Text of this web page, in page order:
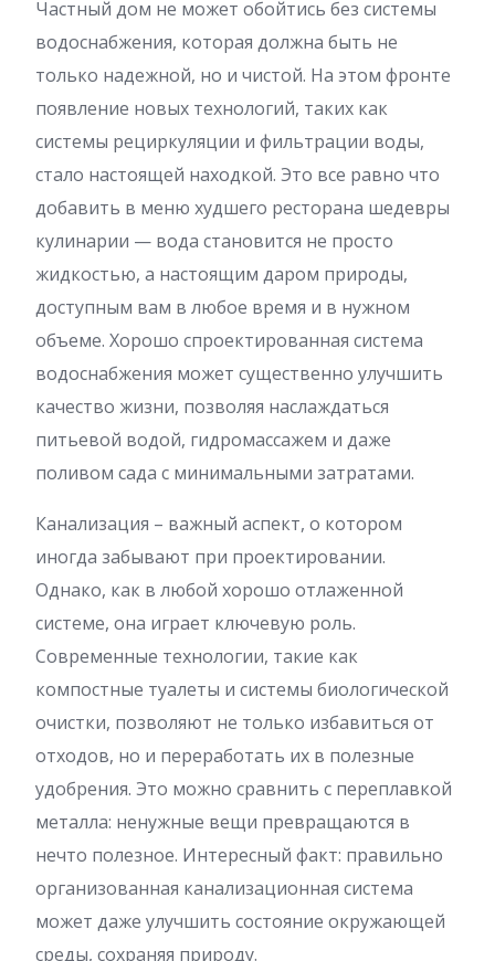
Частный дом не может обойтись без системы
водоснабжения, которая должна быть не
только надежной, но и чистой. На этом фронте
появление новых технологий, таких как
системы рециркуляции и фильтрации воды,
стало настоящей находкой. Это все равно что
добавить в меню худшего ресторана шедевры
кулинарии — вода становится не просто
жидкостью, а настоящим даром природы,
доступным вам в любое время и в нужном
объеме. Хорошо спроектированная система
водоснабжения может существенно улучшить
качество жизни, позволяя наслаждаться
питьевой водой, гидромассажем и даже
поливом сада с минимальными затратами.
Канализация – важный аспект, о котором
иногда забывают при проектировании.
Однако, как в любой хорошо отлаженной
системе, она играет ключевую роль.
Современные технологии, такие как
компостные туалеты и системы биологической
очистки, позволяют не только избавиться от
отходов, но и переработать их в полезные
удобрения. Это можно сравнить с переплавкой
металла: ненужные вещи превращаются в
нечто полезное. Интересный факт: правильно
организованная канализационная система
может даже улучшить состояние окружающей
среды, сохраняя природу.